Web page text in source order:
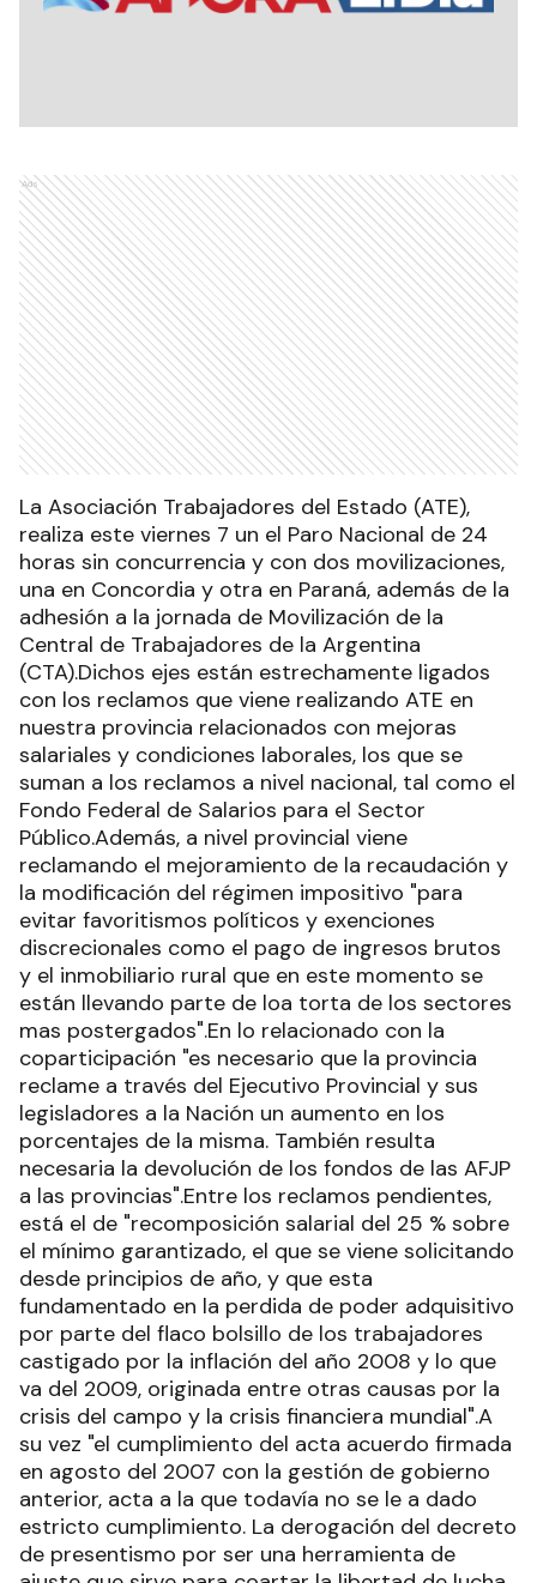
Ads
La Asociación Trabajadores del Estado (ATE),
realiza este viernes 7 un el Paro Nacional de 24
horas sin concurrencia y con dos movilizaciones,
una en Concordia y otra en Paraná, además de la
adhesión a la jornada de Movilización de la
Central de Trabajadores de la Argentina
(CTA).Dichos ejes están estrechamente ligados
con los reclamos que viene realizando ATE en
nuestra provincia relacionados con mejoras
salariales y condiciones laborales, los que se
suman a los reclamos a nivel nacional, tal como el
Fondo Federal de Salarios para el Sector
Público.Además, a nivel provincial viene
reclamando el mejoramiento de la recaudación y
la modificación del régimen impositivo "para
evitar favoritismos políticos y exenciones
discrecionales como el pago de ingresos brutos
y el inmobiliario rural que en este momento se
están llevando parte de loa torta de los sectores
mas postergados".En lo relacionado con la
coparticipación "es necesario que la provincia
reclame a través del Ejecutivo Provincial y sus
legisladores a la Nación un aumento en los
porcentajes de la misma. También resulta
necesaria la devolución de los fondos de las AFJP
a las provincias".Entre los reclamos pendientes,
está el de "recomposición salarial del 25 % sobre
el mínimo garantizado, el que se viene solicitando
desde principios de año, y que esta
fundamentado en la perdida de poder adquisitivo
por parte del flaco bolsillo de los trabajadores
castigado por la inflación del año 2008 y lo que
va del 2009, originada entre otras causas por la
crisis del campo y la crisis financiera mundial".A
su vez "el cumplimiento del acta acuerdo firmada
en agosto del 2007 con la gestión de gobierno
anterior, acta a la que todavía no se le a dado
estricto cumplimiento. La derogación del decreto
de presentismo por ser una herramienta de